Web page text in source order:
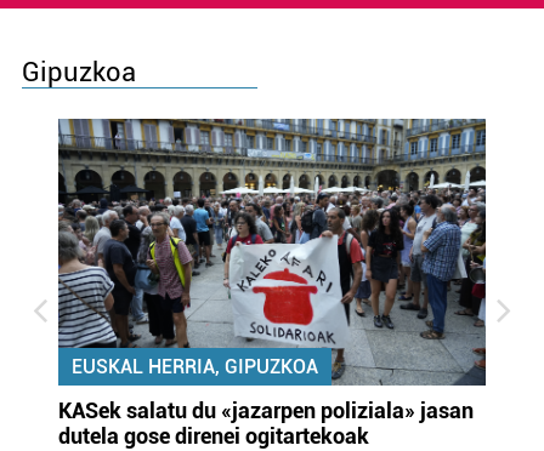
Gipuzkoa
EUSKAL HERRIA, GIPUZKOA
KASek salatu du «jazarpen poliziala» jasan
dutela gose direnei ogitartekoak